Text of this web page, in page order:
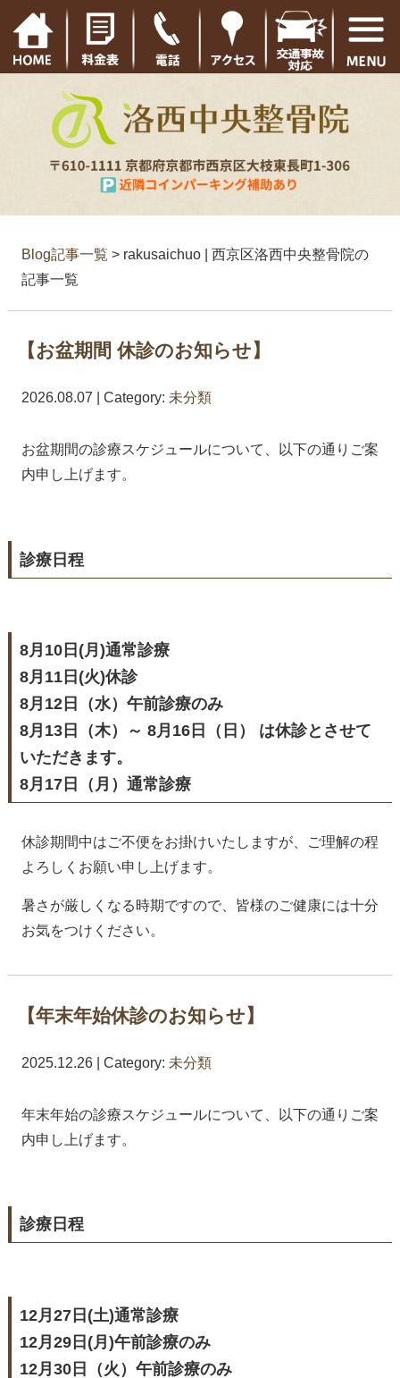
Blog記事一覧 > rakusaichuo | 西京区洛西中央整骨院の
記事一覧
【お盆期間 休診のお知らせ】
2026.08.07 | Category: 未分類
お盆期間の診療スケジュールについて、以下の通りご案
内申し上げます。
診療日程
8月10日(月)通常診療
8月11日(火)休診
8月12日（水）午前診療のみ
8月13日（木）～ 8月16日（日） は休診とさせて
いただきます。
8月17日（月）通常診療
休診期間中はご不便をお掛けいたしますが、ご理解の程
よろしくお願い申し上げます。
暑さが厳しくなる時期ですので、皆様のご健康には十分
お気をつけください。
【年末年始休診のお知らせ】
2025.12.26 | Category: 未分類
年末年始の診療スケジュールについて、以下の通りご案
内申し上げます。
診療日程
12月27日(土)通常診療
12月29日(月)午前診療のみ
12月30日（火）午前診療のみ